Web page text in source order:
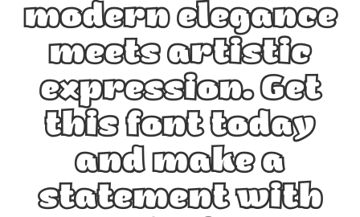
modern elegance
meets artistic
expression. Get
this font today
and make a
statement with